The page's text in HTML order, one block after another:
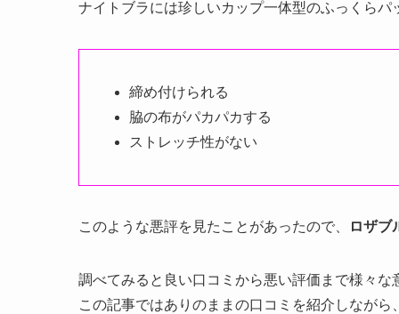
ナイトブラには珍しいカップ一体型のふっくら
締め付けられる
脇の布がパカパカする
ストレッチ性がない
このような悪評を見たことがあったので、 ロザブ
調べてみると良い口コミから悪い評価まで様々な
この記事ではありのままの口コミを紹介しなが